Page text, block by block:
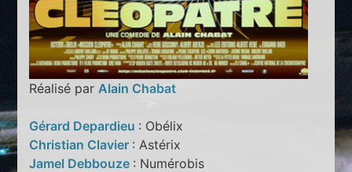
Réalisé par Alain Chabat
Gérard Depardieu : Obélix
Christian Clavier : Astérix
Jamel Debbouze : Numérobis